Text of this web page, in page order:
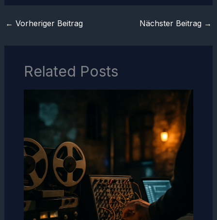
← Vorheriger Beitrag Nächster Beitrag →
Related Posts